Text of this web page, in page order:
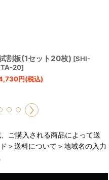
割板(1セット20枚) [SHI-
20]
円(税込)
ご購入される商品によって送
＞送料について＞地域名の入力